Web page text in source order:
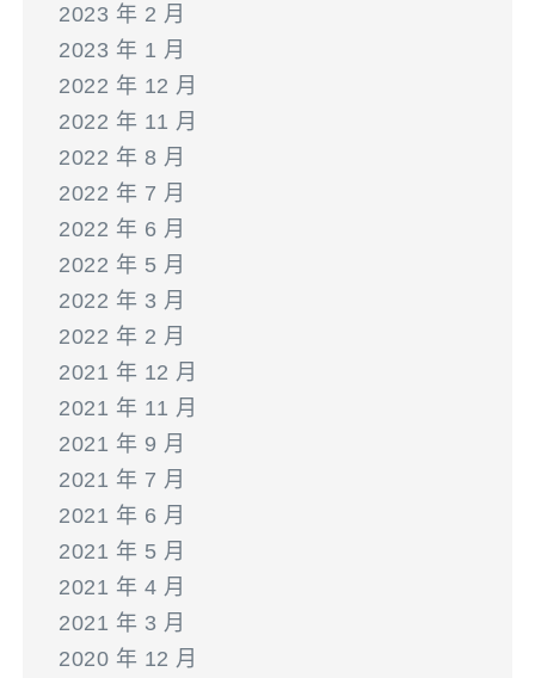
2023 年 2 月
2023 年 1 月
2022 年 12 月
2022 年 11 月
2022 年 8 月
2022 年 7 月
2022 年 6 月
2022 年 5 月
2022 年 3 月
2022 年 2 月
2021 年 12 月
2021 年 11 月
2021 年 9 月
2021 年 7 月
2021 年 6 月
2021 年 5 月
2021 年 4 月
2021 年 3 月
2020 年 12 月